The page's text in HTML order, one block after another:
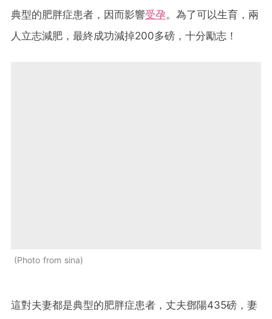
典型的肥胖症患者，因而影響受孕。為了可以生育，兩
人立志減肥，最終成功減掉200多磅，十分勵志！
Photo from sina
這對夫妻都是典型的肥胖症患者，丈夫鄧陽435磅，妻